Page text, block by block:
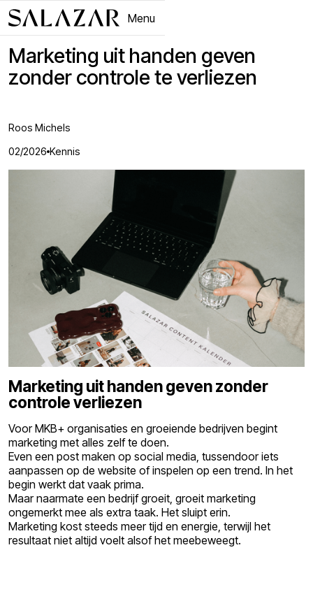
Menu
Close
Marketing uit handen geven
zonder controle te verliezen
Roos Michels
02/2026 Kennis
Marketing uit handen geven zonder
controle verliezen
Voor MKB+ organisaties en groeiende bedrijven begint
marketing met alles zelf te doen.
Even een post maken op social media, tussendoor iets
aanpassen op de website of inspelen op een trend. In het
begin werkt dat vaak prima.
Maar naarmate een bedrijf groeit, groeit marketing
ongemerkt mee als extra taak. Het sluipt erin.
Marketing kost steeds meer tijd en energie, terwijl het
resultaat niet altijd voelt alsof het meebeweegt.